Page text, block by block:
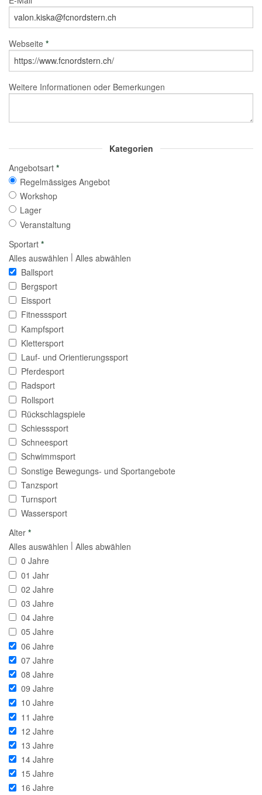
Webseite *
Weitere Informationen oder Bemerkungen
Kategorien
Angebotsart *
Regelmässiges Angebot
Workshop
Lager
Veranstaltung
Sportart *
Alles auswählen | Alles abwählen
Ballsport
Bergsport
Eissport
Fitnesssport
Kampfsport
Klettersport
Lauf- und Orientierungssport
Pferdesport
Radsport
Rollsport
Rückschlagspiele
Schiesssport
Schneesport
Schwimmsport
Sonstige Bewegungs- und Sportangebote
Tanzsport
Turnsport
Wassersport
Alter *
Alles auswählen | Alles abwählen
0 Jahre
01 Jahr
02 Jahre
03 Jahre
04 Jahre
05 Jahre
06 Jahre
07 Jahre
08 Jahre
09 Jahre
10 Jahre
11 Jahre
12 Jahre
13 Jahre
14 Jahre
15 Jahre
16 Jahre